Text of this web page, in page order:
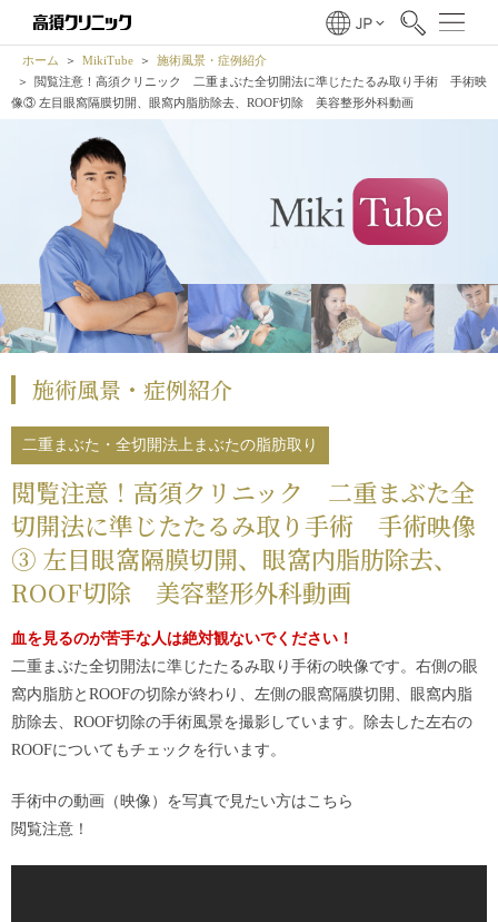
ホーム MikiTube
施術風景・症例紹介
閲覧注意！高須クリニック 二重まぶた全切開法に準じたたるみ取り手術 手術映
像③ 左目眼窩隔膜切開、眼窩内脂肪除去、ROOF切除 美容整形外科動画
施術風景・症例紹介
二重まぶた・全切開法上まぶたの脂肪取り
閲覧注意！高須クリニック 二重まぶた全
切開法に準じたたるみ取り手術 手術映像
③ 左目眼窩隔膜切開、眼窩内脂肪除去、
ROOF切除 美容整形外科動画
血を見るのが苦手な人は絶対観ないでください！
二重まぶた全切開法に準じたたるみ取り手術の映像です。右側の眼
窩内脂肪とROOFの切除が終わり、左側の眼窩隔膜切開、眼窩内脂
肪除去、ROOF切除の手術風景を撮影しています。除去した左右の
ROOFについてもチェックを行います。
手術中の動画（映像）を写真で見たい方はこちら
閲覧注意！